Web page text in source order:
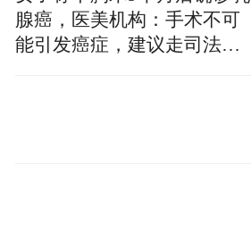
腺癌，医美机构：手术不可
能引发癌症，建议走司法途